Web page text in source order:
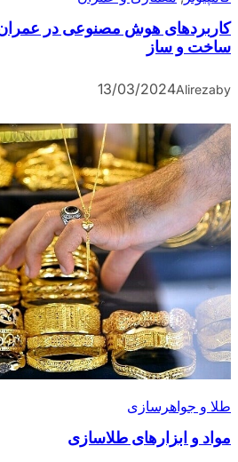
کاربردهای هوش مصنوعی در
ساخت و ساز
by
Alireza
13/03/2024
طلا و جواهرسازی
مواد و ابزارهای طلاسازی